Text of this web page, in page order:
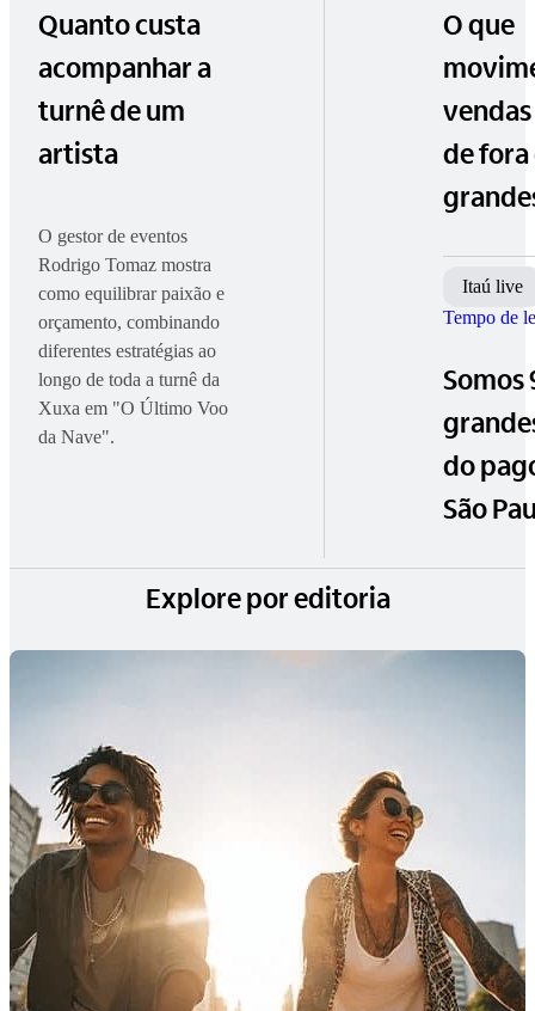
Quanto custa
acompanhar a
turnê de um
artista
O gestor de eventos
Rodrigo Tomaz mostra
como equilibrar paixão e
orçamento, combinando
diferentes estratégias ao
longo de toda a turnê da
Xuxa em "O Último Voo
da Nave".
O que
de fora
Itaú live
Tempo de
Somos
do
São
Explore por editoria